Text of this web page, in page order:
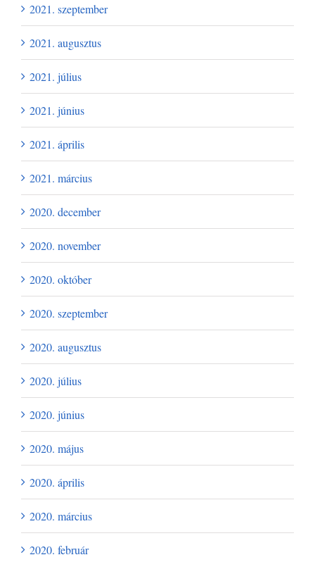
2021. szeptember
2021. augusztus
2021. július
2021. június
2021. április
2021. március
2020. december
2020. november
2020. október
2020. szeptember
2020. augusztus
2020. július
2020. június
2020. május
2020. április
2020. március
2020. február